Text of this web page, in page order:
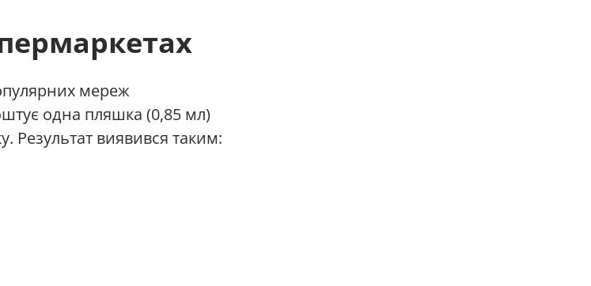
мереж
одна пляшка (0,85 мл)
Результат виявився таким: